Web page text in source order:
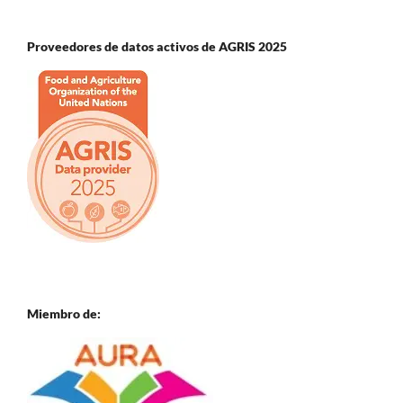
Proveedores de datos activos de AGRIS 2025
Miembro de: